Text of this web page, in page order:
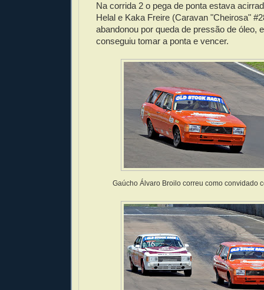
Na corrida 2 o pega de ponta estava
Helal e Kaka Freire (Caravan "Cheirosa"
abandonou por queda de pressão de óleo,
conseguiu tomar a ponta e vencer.
Gaúcho Álvaro Broilo correu como convidado